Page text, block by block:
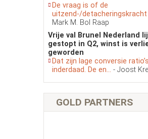
De vraag is of de
uitzend-/detacheringskracht
Mark M. Bol Raap
Vrije val Brunel Nederland
gestopt in Q2, winst is
geworden
Dat zijn lage conversie ratio’s
inderdaad. De en... - Joost
GOLD PARTNERS